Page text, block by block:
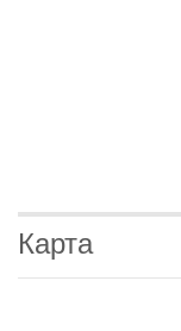
Карта